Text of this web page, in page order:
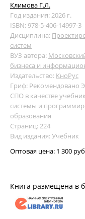
Климова Г.Л.
Год издания: 2026 г.
ISBN: 978-5-406-14997-3
Дисциплина:
систем
ВУЗ автора:
бизнеса и
Издательство: КноРус
Гриф: Рекомендовано
СПО в качестве
системы и
образования
Страниц: 224
Вид издания: Учебник
Оптовая цена: 1 300
Книга размещена в